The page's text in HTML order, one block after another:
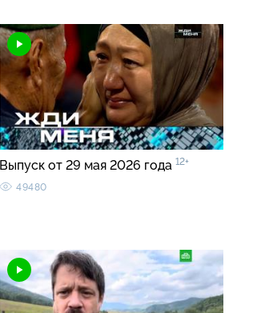
Выпуск от 29 мая 2026 года 12+
49480